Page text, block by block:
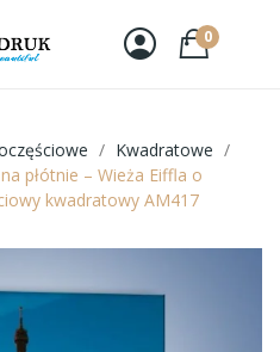
0
Kwadratowe
płótnie – Wieża Eiffla o
kwadratowy AM417